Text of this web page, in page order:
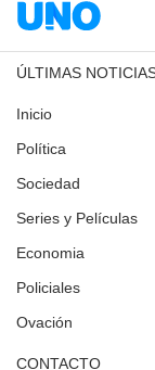
ÚLTIMAS
Inicio
Política
Sociedad
Series y Películas
Economia
Policiales
Ovación
CONTACTO